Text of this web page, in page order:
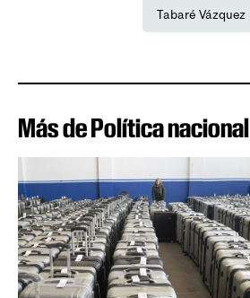
Tabaré Vázquez
Más de Política nacional